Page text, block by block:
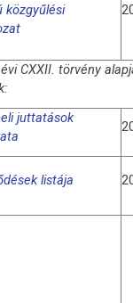
közgyűlési
CXXII. törvény
juttatások
listája